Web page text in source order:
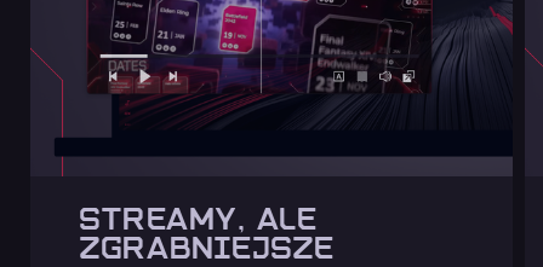
STREAMY, ALE
ZGRABNIEJSZE